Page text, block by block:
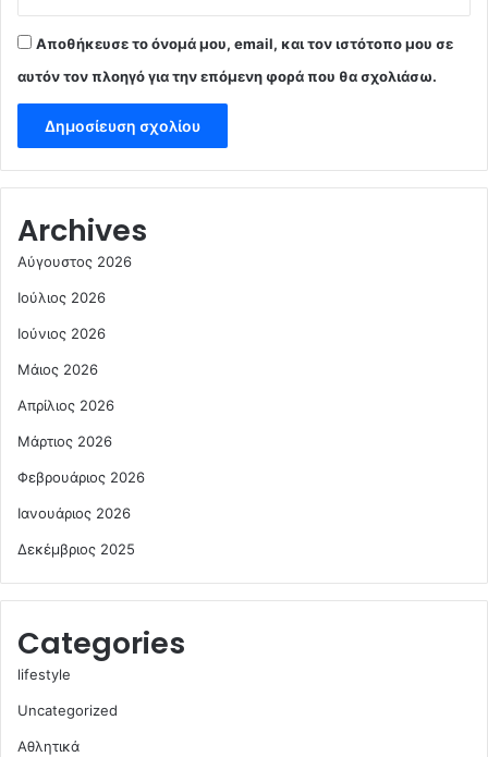
Αποθήκευσε το όνομά μου, email, και τον ιστότοπο μου σε
αυτόν τον πλοηγό για την επόμενη φορά που θα σχολιάσω.
Archives
Αύγουστος 2026
Ιούλιος 2026
Ιούνιος 2026
Μάιος 2026
Απρίλιος 2026
Μάρτιος 2026
Φεβρουάριος 2026
Ιανουάριος 2026
Δεκέμβριος 2025
Categories
lifestyle
Uncategorized
Αθλητικά